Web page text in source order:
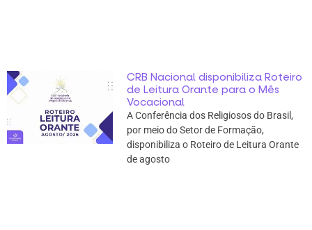
CRB Nacional disponibiliza Roteiro
de Leitura Orante para o Mês
Vocacional
A Conferência dos Religiosos do Brasil,
por meio do Setor de Formação,
disponibiliza o Roteiro de Leitura Orante
de agosto